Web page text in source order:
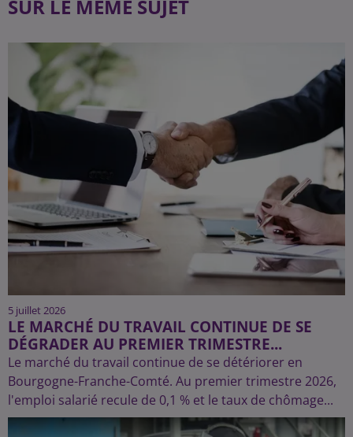
SUR LE MÊME SUJET
5 juillet 2026
LE MARCHÉ DU TRAVAIL CONTINUE DE SE
DÉGRADER AU PREMIER TRIMESTRE...
Le marché du travail continue de se détériorer en
Bourgogne-Franche-Comté. Au premier trimestre 2026,
l'emploi salarié recule de 0,1 % et le taux de chômage...